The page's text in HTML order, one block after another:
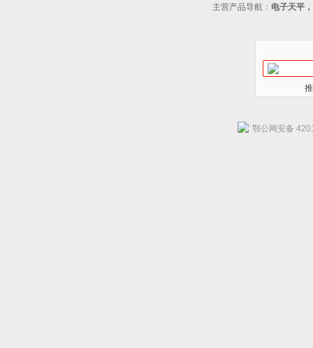
主营产品导航： 电子天平
鄂公网安备